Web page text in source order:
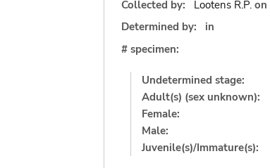
Collected by:
Lootens R.P. on
Determined by:
in
# specimen:
Undetermined stage:
Adult(s) (sex unknown):
Female:
Male:
Juvenile(s)/Immature(s):